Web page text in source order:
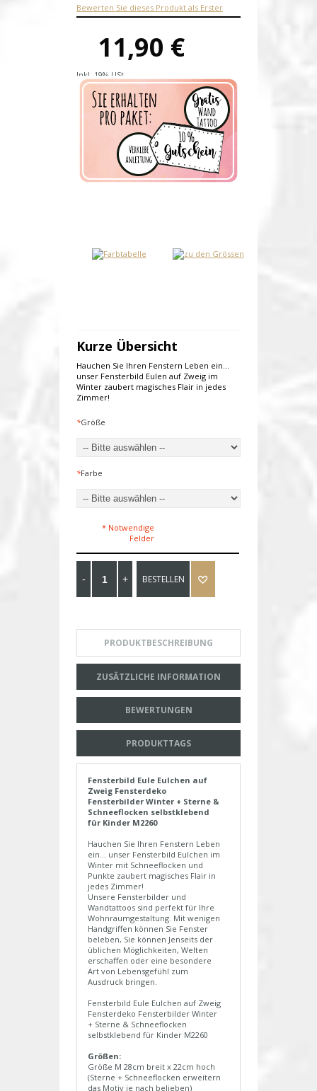
Bewerten Sie dieses Produkt als Erster
11,90 €
Inkl. 19% USt.
Versandkosten
Produktnummer:M2260-D
Verfügbarkeit:Auf Lager
Lieferzeit: 1-2 Werktage
Kurze Übersicht
Hauchen Sie Ihren Fenstern Leben ein...
unser Fensterbild Eulen auf Zweig im
Winter zaubert magisches Flair in jedes
Zimmer!
*Größe
*Farbe
* Notwendige
Felder
BESTELLEN
PRODUKTBESCHREIBUNG
ZUSÄTZLICHE INFORMATION
BEWERTUNGEN
PRODUKTTAGS
Fensterbild Eule Eulchen auf
Zweig Fensterdeko
Fensterbilder Winter + Sterne &
Schneeflocken selbstklebend
für Kinder M2260
Hauchen Sie Ihren Fenstern Leben
ein... unser Fensterbild Eulchen im
Winter mit Schneeflocken und
Punkte zaubert magisches Flair in
jedes Zimmer!
Unsere Fensterbilder und
Wandtattoos sind perfekt für Ihre
Wohnraumgestaltung. Mit wenigen
Handgriffen können Sie Fenster
beleben, Sie können Jenseits der
üblichen Möglichkeiten, Welten
erschaffen oder eine besondere
Art von Lebensgefühl zum
Ausdruck bringen.
Fensterbild Eule Eulchen auf Zweig
Fensterdeko Fensterbilder Winter
+ Sterne & Schneeflocken
selbstklebend für Kinder M2260
Größen:
Größe M 28cm breit x 22cm hoch
(Sterne + Schneeflocken erweitern
das Motiv je nach belieben)